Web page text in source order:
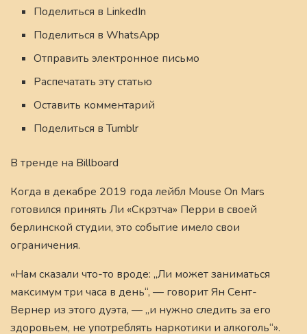
Поделиться в LinkedIn
Поделиться в WhatsApp
Отправить электронное письмо
Распечатать эту статью
Оставить комментарий
Поделиться в Tumblr
В тренде на Billboard
Когда в декабре 2019 года лейбл Mouse On Mars
готовился принять Ли «Скрэтча» Перри в своей
берлинской студии, это событие имело свои
ограничения.
«Нам сказали что-то вроде: „Ли может заниматься
максимум три часа в день“, — говорит Ян Сент-
Вернер из этого дуэта, — „и нужно следить за его
здоровьем, не употреблять наркотики и алкоголь“».